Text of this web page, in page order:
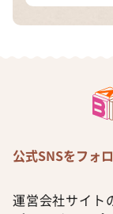
公式SNSをフォ
運営会社サイト